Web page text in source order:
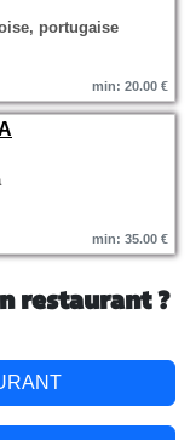
portugaise
min: 20.00 €
min: 35.00 €
restaurant ?